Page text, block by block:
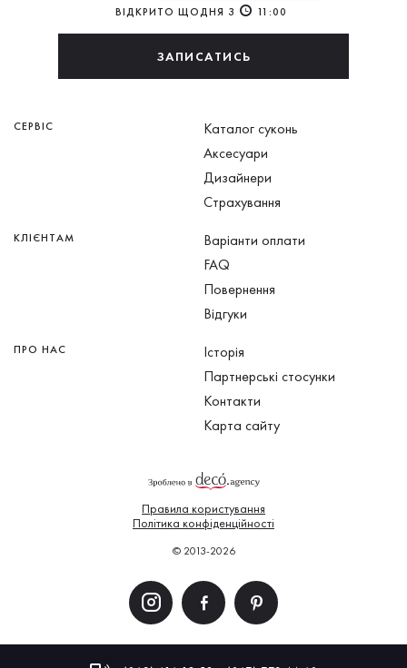
ВІДКРИТО ЩОДНЯ З
11:00
ЗАПИСАТИСЬ
СЕРВІС
Каталог суконь
Аксесуари
Дизайнери
Страхування
КЛІЄНТАМ
Варіанти оплати
FAQ
Повернення
Відгуки
ПРО НАС
Історія
Партнерські стосунки
Контакти
Карта сайту
Правила користування
Політика конфіденційності
© 2013-2026